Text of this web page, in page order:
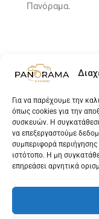
Για να παρέχουμε την
όπως cookies για την
συσκευών. Η
να επεξεργαστούμε
συμπεριφορά
ιστότοπο. Η μη
επηρεάσει αρνητικά
Πανόραμα.